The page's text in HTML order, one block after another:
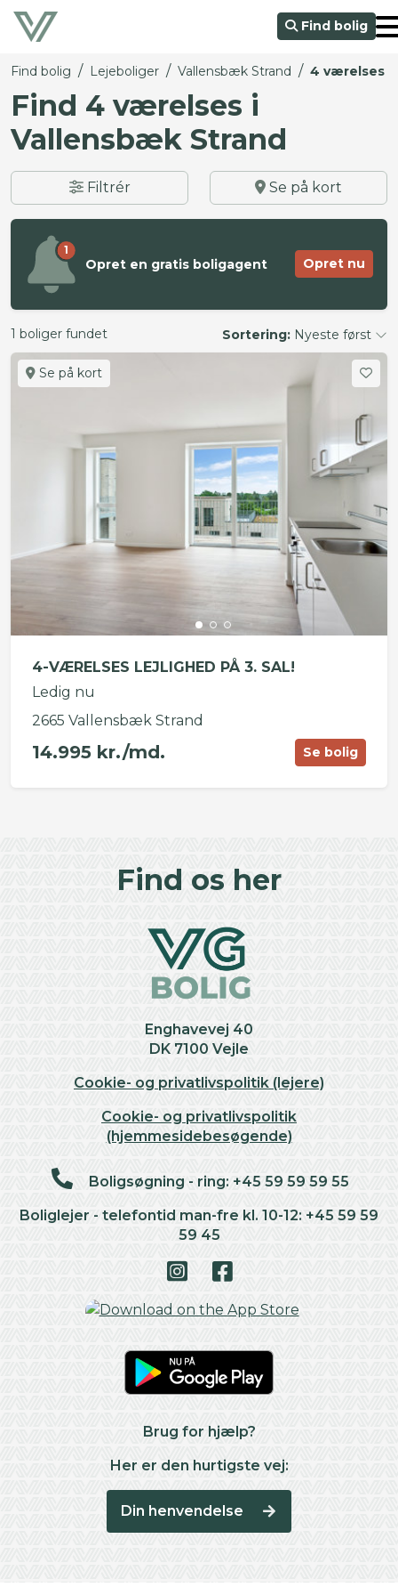
Find bolig
Find bolig / Lejeboliger / Vallensbæk Strand / 4 værelses
Find 4 værelses i
Vallensbæk Strand
Filtrér Se på kort
1
Opret en gratis boligagent Opret nu
1 boliger fundet Sortering: Nyeste først
Se på kort
4-VÆRELSES LEJLIGHED PÅ 3. SAL!
Ledig nu
2665 Vallensbæk Strand
14.995 kr./md. Se bolig
Find os her
Enghavevej 40
DK 7100 Vejle
Cookie- og privatlivspolitik (lejere)
Cookie- og privatlivspolitik
(hjemmesidebesøgende)
Boligsøgning - ring: +45 59 59 59 55
Boliglejer - telefontid man-fre kl. 10-12: +45 59 59
59 45
Brug for hjælp?
Her er den hurtigste vej:
Din henvendelse